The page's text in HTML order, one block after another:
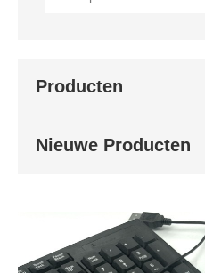
Producten
Nieuwe Producten